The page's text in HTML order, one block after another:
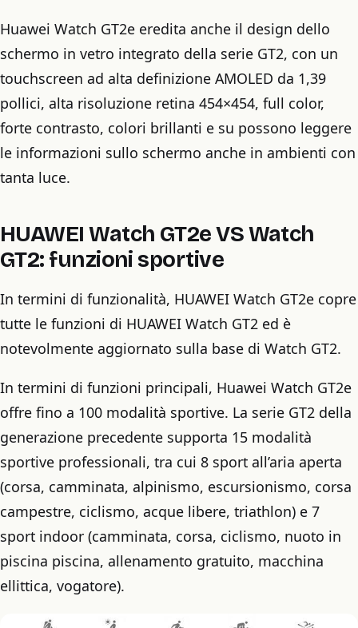
Huawei Watch GT2e eredita anche il design dello
schermo in vetro integrato della serie GT2, con un
touchscreen ad alta definizione AMOLED da 1,39
pollici, alta risoluzione retina 454×454, full color,
forte contrasto, colori brillanti e su possono leggere
le informazioni sullo schermo anche in ambienti con
tanta luce.
HUAWEI Watch GT2e VS Watch
GT2: funzioni sportive
In termini di funzionalità, HUAWEI Watch GT2e copre
tutte le funzioni di HUAWEI Watch GT2 ed è
notevolmente aggiornato sulla base di Watch GT2.
In termini di funzioni principali, Huawei Watch GT2e
offre fino a 100 modalità sportive. La serie GT2 della
generazione precedente supporta 15 modalità
sportive professionali, tra cui 8 sport all’aria aperta
(corsa, camminata, alpinismo, escursionismo, corsa
campestre, ciclismo, acque libere, triathlon) e 7
sport indoor (camminata, corsa, ciclismo, nuoto in
piscina piscina, allenamento gratuito, macchina
ellittica, vogatore).